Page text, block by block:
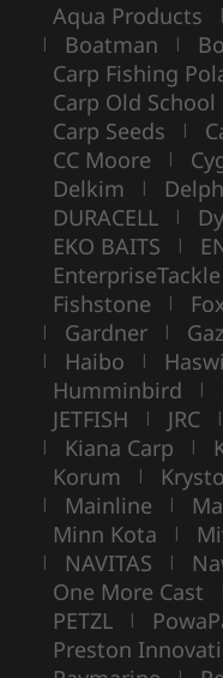
Aqua Products |
| Boatman |
Carp Fishing
Carp Old School
Carp Seeds |
CC Moore |
Delkim |
DURACELL |
EKO BAITS |
EnterpriseTackle
Fishstone |
| Gardner |
| Haibo |
Humminbird |
JETFISH | JRC |
| Kiana Carp |
Korum |
| Mainline |
Minn Kota |
| NAVITAS |
One More Cast
PETZL |
Preston